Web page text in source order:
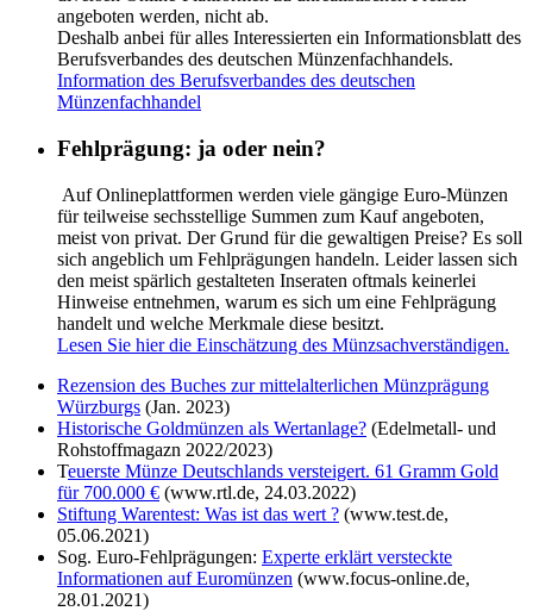
angeboten werden, nicht ab.
Deshalb anbei für alles Interessierten ein Informationsblatt des
Berufsverbandes des deutschen Münzenfachhandels.
Information des Berufsverbandes des deutschen
Münzenfachhandel
Fehlprägung: ja oder nein?
Auf Onlineplattformen werden viele gängige Euro-Münzen
für teilweise sechsstellige Summen zum Kauf angeboten,
meist von privat. Der Grund für die gewaltigen Preise? Es soll
sich angeblich um Fehlprägungen handeln. Leider lassen sich
den meist spärlich gestalteten Inseraten oftmals keinerlei
Hinweise entnehmen, warum es sich um eine Fehlprägung
handelt und welche Merkmale diese besitzt.
Lesen Sie hier die Einschätzung des Münzsachverständigen.
Rezension des Buches zur mittelalterlichen Münzprägung
Würzburgs (Jan. 2023)
Historische Goldmünzen als Wertanlage? (Edelmetall- und
Rohstoffmagazn 2022/2023)
Teuerste Münze Deutschlands versteigert. 61 Gramm Gold
für 700.000 € (www.rtl.de, 24.03.2022)
Stiftung Warentest: Was ist das wert ? (www.test.de,
05.06.2021)
Sog. Euro-Fehlprägungen: Experte erklärt versteckte
Informationen auf Euromünzen (www.focus-online.de,
28.01.2021)